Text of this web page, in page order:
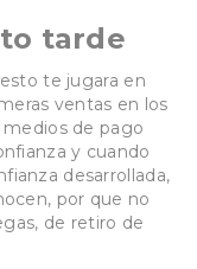
tarde
te jugara en
ventas en los
de pago
y cuando
desarrollada,
por que no
de retiro de